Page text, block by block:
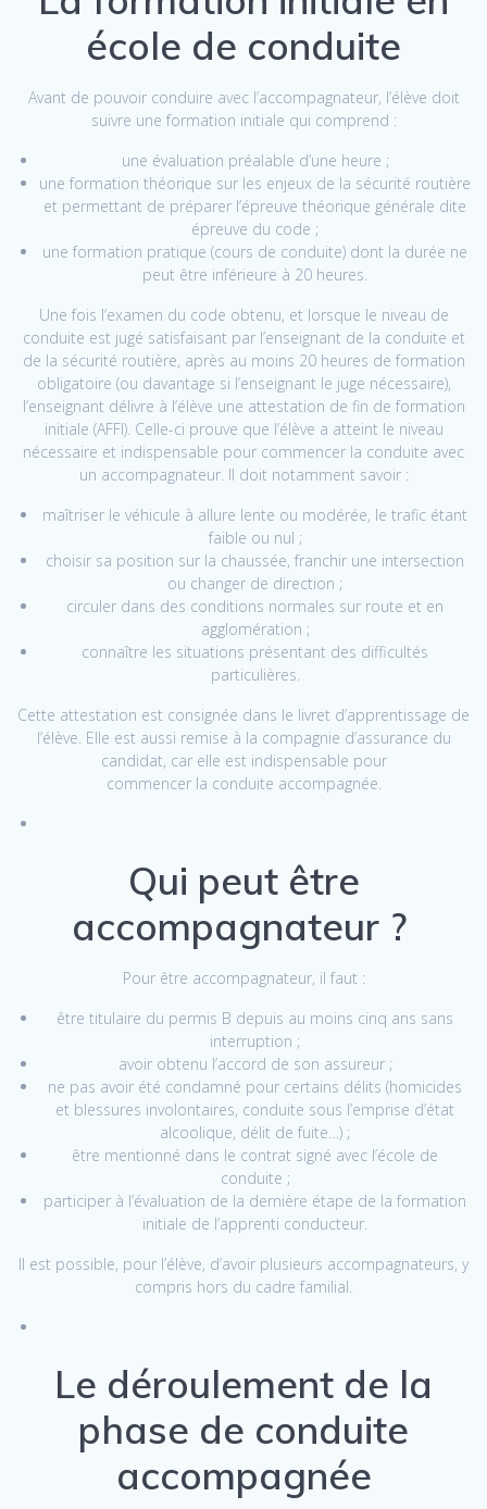
école de conduite
Avant de pouvoir conduire avec l’accompagnateur, l’élève doit
suivre une formation initiale qui comprend :
une évaluation préalable d’une heure ;
une formation théorique sur les enjeux de la sécurité routière
et permettant de préparer l’épreuve théorique générale dite
épreuve du code ;
une formation pratique (cours de conduite) dont la durée ne
peut être inférieure à 20 heures.
Une fois l’examen du code obtenu, et lorsque le niveau de
conduite est jugé satisfaisant par l’enseignant de la conduite et
de la sécurité routière, après au moins 20 heures de formation
obligatoire (ou davantage si l’enseignant le juge nécessaire),
l’enseignant délivre à l’élève une attestation de fin de formation
initiale (AFFI). Celle-ci prouve que l’élève a atteint le niveau
nécessaire et indispensable pour commencer la conduite avec
un accompagnateur. Il doit notamment savoir :
maîtriser le véhicule à allure lente ou modérée, le trafic étant
faible ou nul ;
choisir sa position sur la chaussée, franchir une intersection
ou changer de direction ;
circuler dans des conditions normales sur route et en
agglomération ;
connaître les situations présentant des difficultés
particulières.
Cette attestation est consignée dans le livret d’apprentissage de
l’élève. Elle est aussi remise à la compagnie d’assurance du
candidat, car elle est indispensable pour
commencer la conduite accompagnée.
Qui peut être
accompagnateur ?
Pour être accompagnateur, il faut :
être titulaire du permis B depuis au moins cinq ans sans
interruption ;
avoir obtenu l’accord de son assureur ;
ne pas avoir été condamné pour certains délits (homicides
et blessures involontaires, conduite sous l’emprise d’état
alcoolique, délit de fuite…) ;
être mentionné dans le contrat signé avec l’école de
conduite ;
participer à l’évaluation de la dernière étape de la formation
initiale de l’apprenti conducteur.
Il est possible, pour l’élève, d’avoir plusieurs accompagnateurs, y
compris hors du cadre familial.
Le déroulement de la
phase de conduite
accompagnée